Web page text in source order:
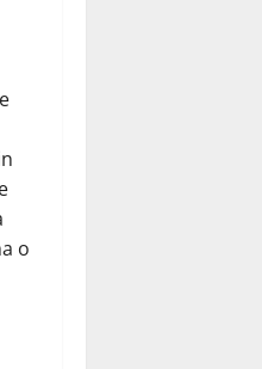
o